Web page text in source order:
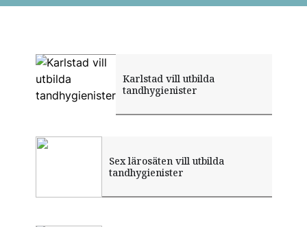
Karlstad vill utbilda
tandhygienister
Sex lärosäten vill utbilda
tandhygienister